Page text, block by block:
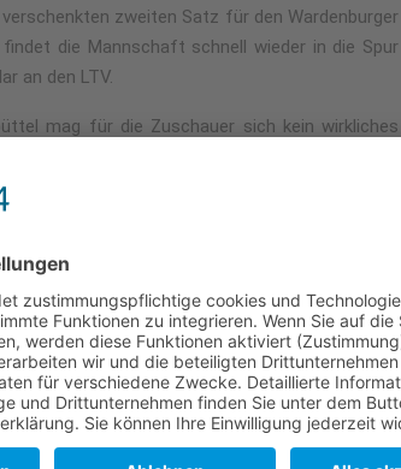
zweiten Satz für den Wardenburger
die Mannschaft schnell wieder in die Spur
an den LTV.
mag für die Zuschauer sich kein wirkliches
das Team aus Düdenbüttel aufopferungsvoll,
das Ergebnis nach knapp 40 Minuten.
die Saison in der 2. Bundesliga Nord.
so Trainer Andreas Weber. “Unser Ziel
wir unsere beste Leistung abrufen. Die
statt. Beginn 11 Uhr! Unter Heimvorteil hoffen
sein, der MTV Vorsfelde, der TSV Lola und
der DFBL. Das ist natürlich nochmal eine
Weber weiter. “Wir hoffen auf zahlreiche